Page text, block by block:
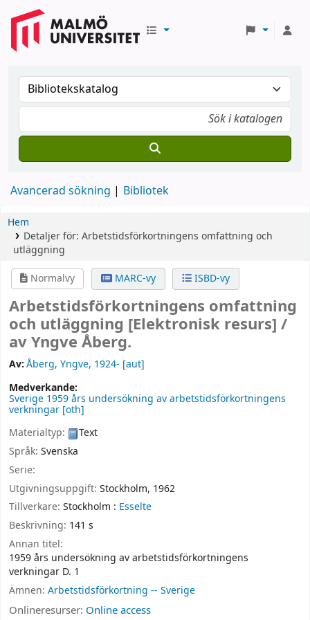
Avancerad sökning Bibliotek
Hem
Detaljer för: Arbetstidsförkortningens omfattning och
utläggning
Normalvy
MARC-vy ISBD-vy
Arbetstidsförkortningens omfattning
och utläggning [Elektronisk resurs] /
av Yngve Åberg.
Av:Åberg, Yngve, 1924- [aut]
Medverkande:
Sverige 1959 års undersökning av arbetstidsförkortningens
verkningar [oth]
Materialtyp:
Text
Språk: Svenska
Serie:
Utgivningsuppgift: Stockholm, 1962
Tillverkare: Stockholm : Esselte
Beskrivning: 141 s
Annan titel:
1959 års undersökning av arbetstidsförkortningens
verkningar D. 1
Ämnen: Arbetstidsförkortning -- Sverige
Onlineresurser: Online access